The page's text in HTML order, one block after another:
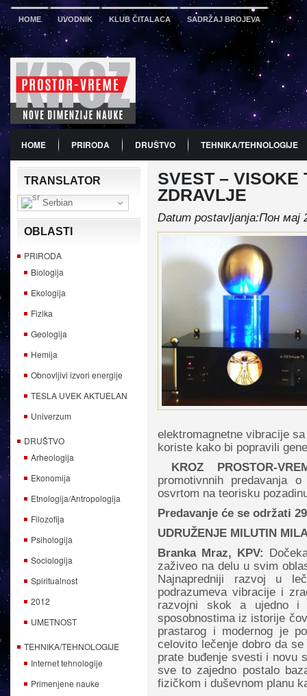
HOME UVODNIK KLUB ČITALACA SADRŽAJ BROJEVA
HOME PRIRODA DRUŠTVO TEHNIKA/TEHNOLOGIJE
PDF BROJ 12 PREDSTAVLJANJE KNJIGA PROMO
TRANSLATOR
Serbian
OBLASTI
PRIRODA
Biologija
Ekologija
Fizika
Geologija
Hemija
Obnovljivi izvori energije
TESLA UVEK AKTUELAN
Univerzum
DRUŠTVO
Arheologija
Ekonomija
Etnologija/Antropologija
Filozofija
Psihologija
Sociologija
Spiritualnost
2012
UMETNOST
TEHNIKA/TEHNOLOGIJE
Internet tehnologije
Primenjene nauke
SVEST – VISOKE
ZDRAVLJE
Datum postavljanja:Пон мај
elektromagnetne vibracije
koriste kako bi popravili
KROZ PROSTOR-
promotivnnih predavanja
osvrtom na teorisku
Predavanje će se održati
UDRUŽENJE MILUTIN
Branka Mraz, KPV:
zaživeo na delu u svim
Najnapredniji razvoj u
podrazumeva vibracije i
razvojni skok a ujedno i
sposobnostima iz istorije
prastarog i modernog je
celovito lečenje dobro da
prate buđenje svesti i novu
sve to zajedno postalo
fizičkom i duševnom planu